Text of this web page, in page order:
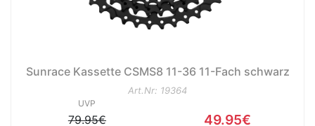
Sunrace Kassette CSMS8 11-36 11-Fach schwarz
Art.Nr: 19364
UVP
79.95€ 49.95€